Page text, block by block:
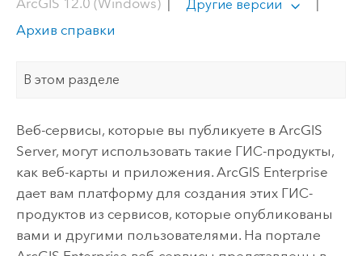
ArcGIS 12.0 (Windows)| Другие версии
Архив справки
В этом разделе
Веб-сервисы, которые вы публикуете в ArcGIS
Server, могут использовать такие ГИС-продукты,
как веб-карты и приложения. ArcGIS Enterprise
дает вам платформу для создания этих ГИС-
продуктов из сервисов, которые опубликованы
вами и другими пользователями. На портале